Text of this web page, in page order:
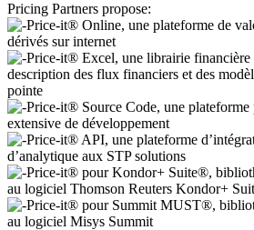
Pricing Partners propose:
Price-it® Online, une plateforme de
dérivés sur internet
Price-it® Excel, une librairie financière
description des flux financiers et des
pointe
Price-it® Source Code, une plateforme
extensive de développement
Price-it® API, une plateforme
d’analytique aux STP solutions
Price-it® pour Kondor+ Suite®,
au logiciel Thomson Reuters Kondor+
Price-it® pour Summit MUST®,
au logiciel Misys Summit